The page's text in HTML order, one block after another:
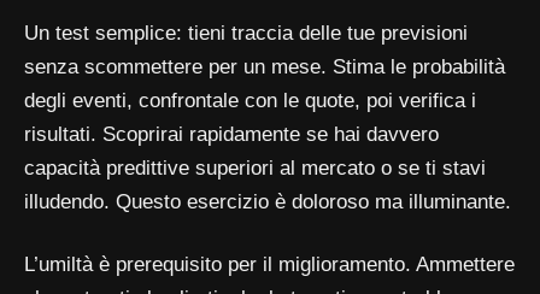
Un test semplice: tieni traccia delle tue previsioni
senza scommettere per un mese. Stima le probabilità
degli eventi, confrontale con le quote, poi verifica i
risultati. Scoprirai rapidamente se hai davvero
capacità predittive superiori al mercato o se ti stavi
illudendo. Questo esercizio è doloroso ma illuminante.
L’umiltà è prerequisito per il miglioramento. Ammettere